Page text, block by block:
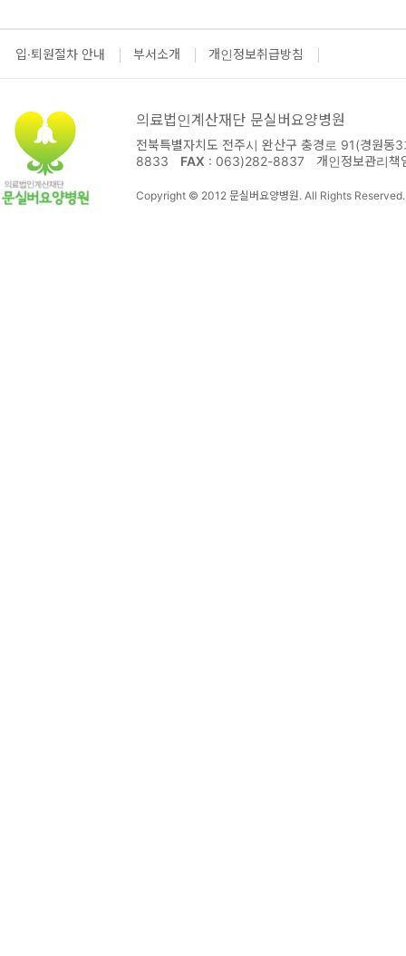
입·퇴원절차 안내 부서소개 개인정보취급방침
의료법인계산재단 문실버요양병원
전북특별자치도 전주시 완산구 충경로 91(경원동
8833
FAX : 063)282-8837 개인정보관리책
Copyright © 2012 문실버요양병원. All Rights Reserved.